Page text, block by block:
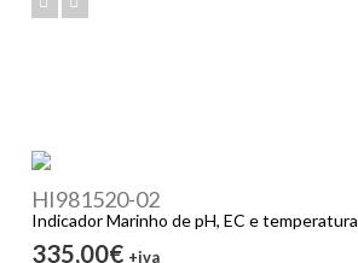
HI981520-02
Indicador Marinho de pH, EC e temperatura
335,00€ +iva